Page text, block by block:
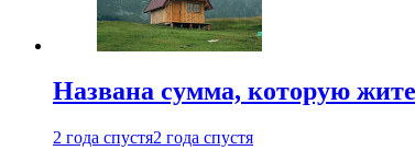
Названа сумма, которую
2 года спустя2 года спустя